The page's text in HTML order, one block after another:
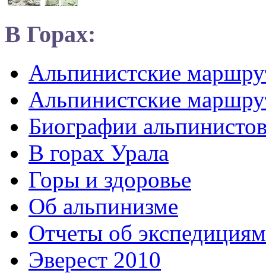
В Горах:
Альпинистские
Альпинистские
Биографии
В горах Урала
Горы и здоровье
Об альпинизме
Отчеты об экспедициям
Эверест 2010